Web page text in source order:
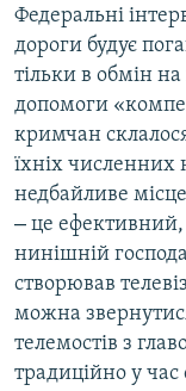
Федеральні
дороги будує
тільки в обмін на
допомоги
кримчан
їхніх
недбайливе
– це
нинішній
створював
можна
телемостів з
традиційно у